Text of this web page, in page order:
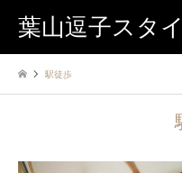
葉山逗子スタ
駅徒歩